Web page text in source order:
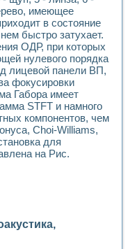
имеющее
в состояние
быстро затухает.
ОДР, при которых
нулевого порядка
лицевой панели ВП,
фокусировки
Габора имеет
STFT и намного
компонентов, чем
Choi-Williams,
для
на Рис.